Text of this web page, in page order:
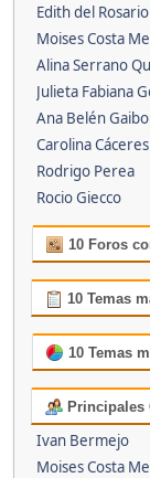
Edith del Rosario
Moises Costa
Alina Serrano
Julieta Fabiana
Ana Belén
Carolina Cáceres
Rodrigo Perea
Rocio Giecco
10 Foros
10 Temas
10 Temas
Principales
Ivan Bermejo
Moises Costa